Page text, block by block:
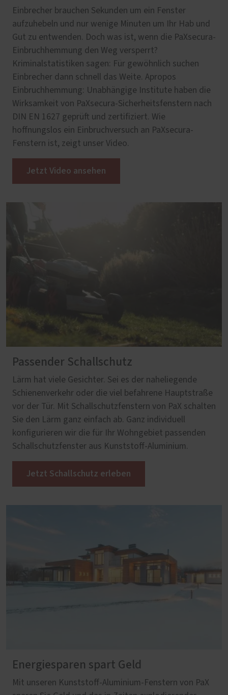
Einbrecher brauchen Sekunden um ein Fenster
aufzuhebeln und nur wenige Minuten um Ihr Hab und
Gut zu entwenden. Doch was ist, wenn die PaXsecura-
Einbruchhemmung den Weg versperrt?
Kriminalstatistiken sagen: Für gewöhnlich suchen
Einbrecher dann schnell das Weite. Apropos
Einbruchhemmung: Unabhängige Institute haben die
Wirksamkeit von PaXsecura-Sicherheitsfenstern nach
DIN EN 1627 geprüft und zertifiziert. Wie
hoffnungslos ein Einbruchversuch an PaXsecura-
Fenstern ist, zeigt unser Video.
Jetzt Video ansehen
Passender Schallschutz
Lärm hat viele Gesichter. Sei es der naheliegende
Schienenverkehr oder die viel befahrene Hauptstraße
vor der Tür. Mit Schallschutzfenstern von PaX schalten
Sie den Lärm ganz einfach ab. Ganz individuell
konfigurieren wir die für Ihr Wohngebiet passenden
Schallschutzfenster aus Kunststoff-Aluminium.
Jetzt Schallschutz erleben
Energiesparen spart Geld
Mit unseren Kunststoff-Aluminium-Fenstern von PaX